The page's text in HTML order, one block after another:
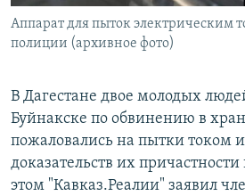
Аппарат для пыток электрическим
полиции (архивное фото)
В Дагестане двое молодых
Буйнакске по обвинению в
пожаловались на пытки током
доказательств их
этом "Кавказ.Реалии" заявил